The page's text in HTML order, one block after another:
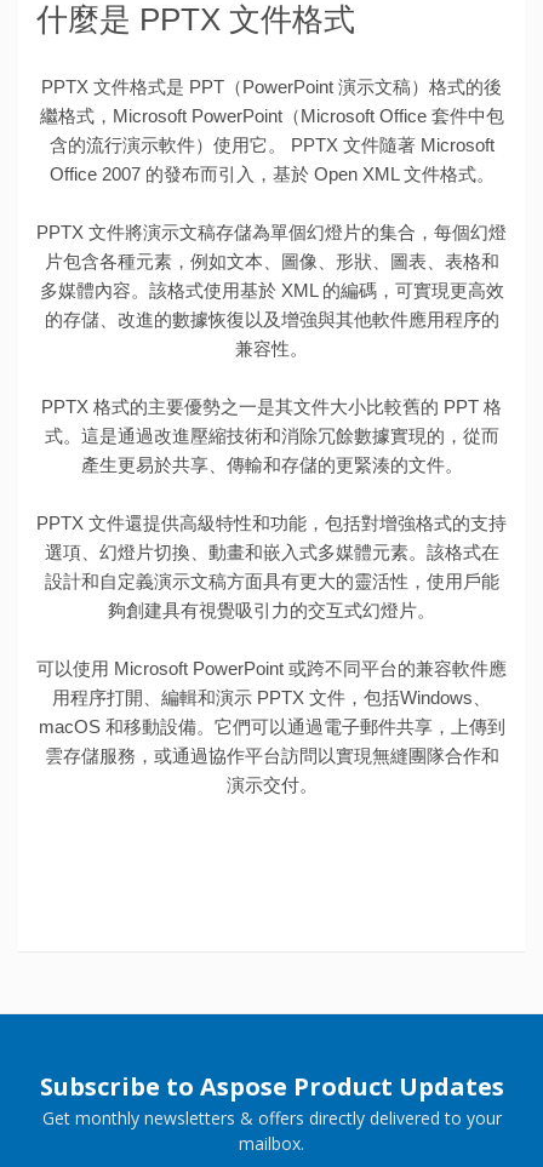
什麼是 PPTX 文件格式
PPTX 文件格式是 PPT（PowerPoint 演示文稿）格式的後
繼格式，Microsoft PowerPoint（Microsoft Office 套件中包
含的流行演示軟件）使用它。 PPTX 文件隨著 Microsoft
Office 2007 的發布而引入，基於 Open XML 文件格式。
PPTX 文件將演示文稿存儲為單個幻燈片的集合，每個幻燈
片包含各種元素，例如文本、圖像、形狀、圖表、表格和
多媒體內容。該格式使用基於 XML 的編碼，可實現更高效
的存儲、改進的數據恢復以及增強與其他軟件應用程序的
兼容性。
PPTX 格式的主要優勢之一是其文件大小比較舊的 PPT 格
式。這是通過改進壓縮技術和消除冗餘數據實現的，從而
產生更易於共享、傳輸和存儲的更緊湊的文件。
PPTX 文件還提供高級特性和功能，包括對增強格式的支持
選項、幻燈片切換、動畫和嵌入式多媒體元素。該格式在
設計和自定義演示文稿方面具有更大的靈活性，使用戶能
夠創建具有視覺吸引力的交互式幻燈片。
可以使用 Microsoft PowerPoint 或跨不同平台的兼容軟件應
用程序打開、編輯和演示 PPTX 文件，包括Windows、
macOS 和移動設備。它們可以通過電子郵件共享，上傳到
雲存儲服務，或通過協作平台訪問以實現無縫團隊合作和
演示交付。
Subscribe to Aspose Product Updates
Get monthly newsletters & offers directly delivered to your
mailbox.